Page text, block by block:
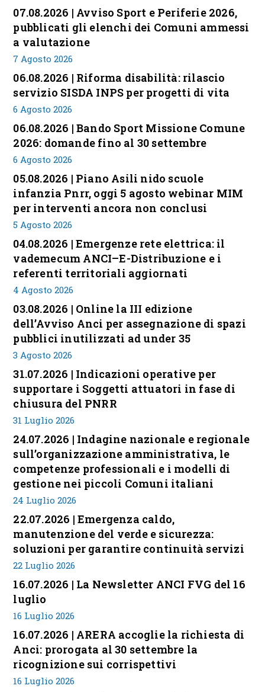
07.08.2026 | Avviso Sport e Periferie 2026,
pubblicati gli elenchi dei Comuni ammessi
a valutazione
7 Agosto 2026
06.08.2026 | Riforma disabilità: rilascio
servizio SISDA INPS per progetti di vita
6 Agosto 2026
06.08.2026 | Bando Sport Missione Comune
2026: domande fino al 30 settembre
6 Agosto 2026
05.08.2026 | Piano Asili nido scuole
infanzia Pnrr, oggi 5 agosto webinar MIM
per interventi ancora non conclusi
5 Agosto 2026
04.08.2026 | Emergenze rete elettrica: il
vademecum ANCI–E-Distribuzione e i
referenti territoriali aggiornati
4 Agosto 2026
03.08.2026 | Online la III edizione
dell’Avviso Anci per assegnazione di spazi
pubblici inutilizzati ad under 35
3 Agosto 2026
31.07.2026 | Indicazioni operative per
supportare i Soggetti attuatori in fase di
chiusura del PNRR
31 Luglio 2026
24.07.2026 | Indagine nazionale e regionale
sull’organizzazione amministrativa, le
competenze professionali e i modelli di
gestione nei piccoli Comuni italiani
24 Luglio 2026
22.07.2026 | Emergenza caldo,
manutenzione del verde e sicurezza:
soluzioni per garantire continuità servizi
22 Luglio 2026
16.07.2026 | La Newsletter ANCI FVG del 16
luglio
16 Luglio 2026
16.07.2026 | ARERA accoglie la richiesta di
Anci: prorogata al 30 settembre la
ricognizione sui corrispettivi
16 Luglio 2026